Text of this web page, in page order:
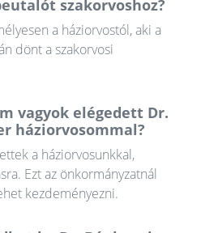
szakorvoshoz?
a háziorvostól, aki a
dönt a szakorvosi
vagyok elégedett Dr.
háziorvosommal?
a háziorvosunkkal,
Ezt az önkormányzatnál
kezdeményezni.